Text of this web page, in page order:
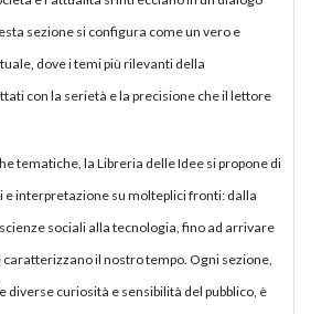
sezione si configura come un vero e
dove i temi più rilevanti della
con la serietà e la precisione che il lettore
tematiche, la Libreria delle Idee si propone di
e interpretazione su molteplici fronti: dalla
sociali alla tecnologia, fino ad arrivare
il nostro tempo. Ogni sezione,
diverse curiosità e sensibilità del pubblico, è